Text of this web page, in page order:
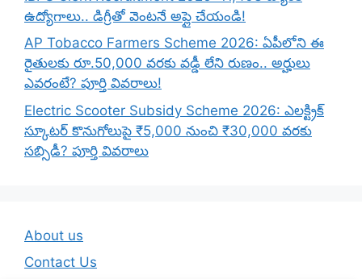
ఉద్యోగాలు.. డిగ్రీతో వెంటనే అప్లై చేయండి!
AP Tobacco Farmers Scheme 2026: ఏపీలోని ఈ
రైతులకు రూ.50,000 వరకు వడ్డీ లేని రుణం.. అర్హులు
ఎవరంటే? పూర్తి వివరాలు!
Electric Scooter Subsidy Scheme 2026: ఎలక్ట్రిక్
స్కూటర్ కొనుగోలుపై ₹5,000 నుంచి ₹30,000 వరకు
సబ్సిడీ? పూర్తి వివరాలు
About us
Contact Us